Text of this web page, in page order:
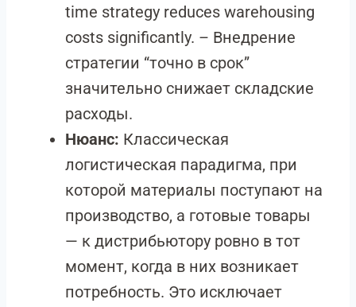
time strategy reduces warehousing
costs significantly. – Внедрение
стратегии “точно в срок”
значительно снижает складские
расходы.
Нюанс: Классическая
логистическая парадигма, при
которой материалы поступают на
производство, а готовые товары
— к дистрибьютору ровно в тот
момент, когда в них возникает
потребность. Это исключает